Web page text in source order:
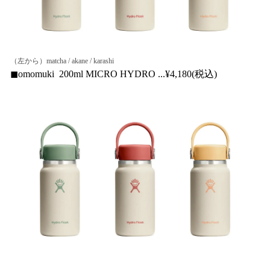
（左から）matcha / akane / karashi
◼︎omomuki 200ml MICRO HYDRO ...¥4,180(税込)